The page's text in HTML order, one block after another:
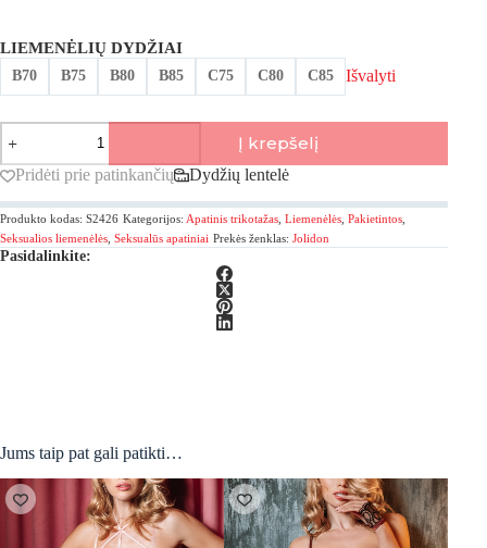
LIEMENĖLIŲ DYDŽIAI
B70 B75 B80 B85 C75 C80 C85 Išvalyti
produkto
kiekis:
Jolidon,
Femme
Fatale
Seksuali
pakietinta
liemenėlė
Į krepšelį
Pridėti prie patinkančių Dydžių lentelė
Produkto kodas: S2426 Kategorijos: Apatinis trikotažas Liemenėlės Pakietintos
Seksualios liemenėlės Seksualūs apatiniai Prekės ženklas: Jolidon
Pasidalinkite:
Jums taip pat gali patikti…